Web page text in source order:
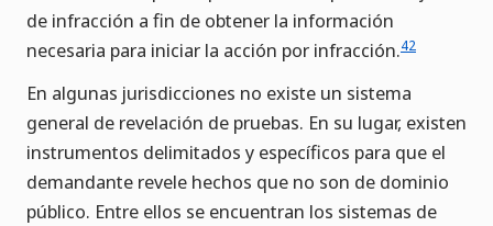
de infracción a fin de obtener la información
necesaria para iniciar la acción por infracción.42
En algunas jurisdicciones no existe un sistema
general de revelación de pruebas. En su lugar, existen
instrumentos delimitados y específicos para que el
demandante revele hechos que no son de dominio
público. Entre ellos se encuentran los sistemas de